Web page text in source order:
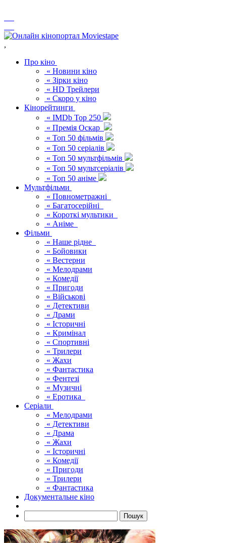
,
Про кіно
« Новини кіно
« Зірки кіно
« HD Трейлери
« Скоро у кіно
Кінорейтинги
« IMDb Top 250
« Премія Оскар
« Топ 50 фільмів
« Топ 50 серіалів
« Топ 50 мультфільмів
« Топ 50 мультсеріалів
« Топ 50 аніме
Мультфільми
« Повнометражні
« Багатосерійні
« Короткі мультики
« Аніме
Фільми
« Наше рідне
« Бойовики
« Вестерни
« Мелодрами
« Комедії
« Пригоди
« Військові
« Детективи
« Драми
« Історичні
« Кримінал
« Спортивні
« Трилери
« Жахи
« Фантастика
« Фентезі
« Музичні
« Еротика
Серіали
« Мелодрами
« Детективи
« Драма
« Жахи
« Історичні
« Комедії
« Пригоди
« Трилери
« Фантастика
Документальне кіно
Пошук